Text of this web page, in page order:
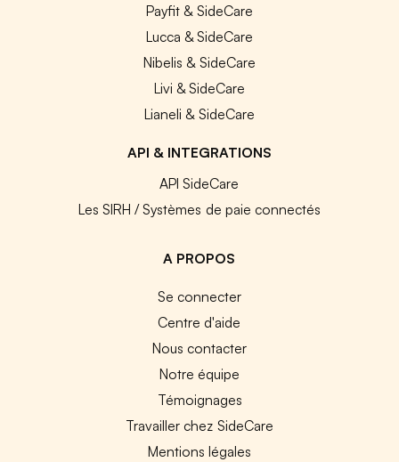
Payfit & SideCare
Lucca & SideCare
Nibelis & SideCare
Livi & SideCare
Lianeli & SideCare
API & INTEGRATIONS
API SideCare
Les SIRH / Systèmes de paie connectés
A PROPOS
Se connecter
Centre d'aide
Nous contacter
Notre équipe
Témoignages
Travailler chez SideCare
Mentions légales